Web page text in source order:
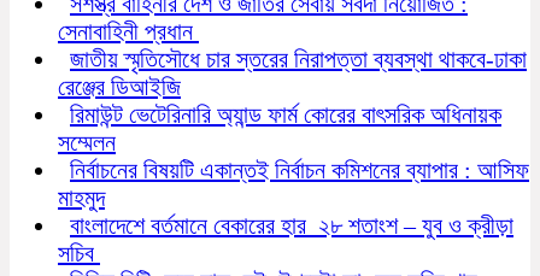
সেনাবাহিনী প্রধান
জাতীয় স্মৃতিসৌধে চার স্তরের নিরাপত্তা ব্যবস্থা থাকবে-ঢাকা
রেঞ্জের ডিআইজি
রিমাউন্ট ভেটেরিনারি অ্যান্ড ফার্ম কোরের বাৎসরিক অধিনায়ক
সম্মেলন
নির্বাচনের বিষয়টি একান্তই নির্বাচন কমিশনের ব্যাপার : আসিফ
মাহমুদ
বাংলাদেশে বর্তমানে বেকারের হার ২৮ শতাংশ – যুব ও ক্রীড়া
সচিব